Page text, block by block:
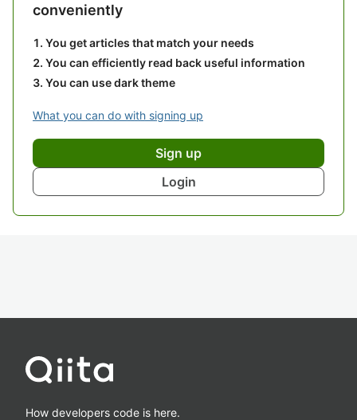
conveniently
You get articles that match your needs
You can efficiently read back useful information
You can use dark theme
What you can do with signing up
Sign up
Login
How developers code is here.